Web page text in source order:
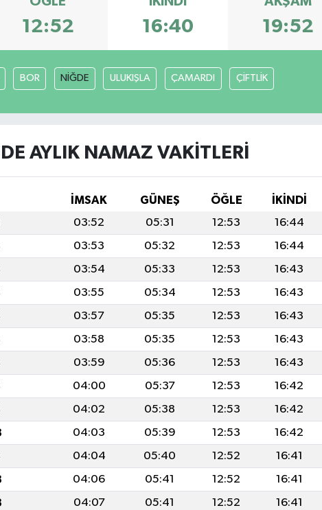
12:52 16:40 19:52
BOR NİĞDE ULUKIŞLA ÇAMARDI ÇİFTLİK
AYLIK NAMAZ VAKITLERI
İMSAK GÜNEŞ ÖĞLE İKINDI
03:52 05:31 12:53 16:44
03:53 05:32 12:53 16:44
03:54 05:33 12:53 16:43
03:55 05:34 12:53 16:43
03:57 05:35 12:53 16:43
03:58 05:35 12:53 16:43
03:59 05:36 12:53 16:43
04:00 05:37 12:53 16:42
04:02 05:38 12:53 16:42
04:03 05:39 12:53 16:42
04:04 05:40 12:52 16:41
04:06 05:41 12:52 16:41
04:07 05:41 12:52 16:41